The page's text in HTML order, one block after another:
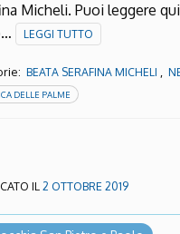
Micheli. Puoi leggere
LEGGI TUTTO
BEATA SERAFINA MICHELI
DELLE PALME
IL2 OTTOBRE 2019